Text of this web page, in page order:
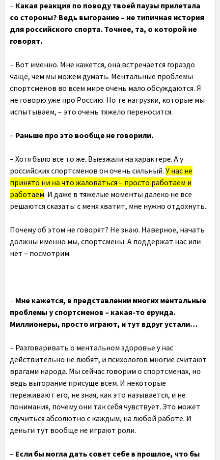
– Какая реакция по поводу твоей паузы прилетала
со стороны? Ведь выгорание – не типичная история
для российского спорта. Точнее, та, о которой не
говорят.
– Вот именно. Мне кажется, она встречается гораздо
чаще, чем мы можем думать. Ментальные проблемы
спортсменов во всем мире очень мало обсуждаются. Я
не говорю уже про Россию. Но те нагрузки, которые мы
испытываем, – это очень тяжело переносится.
– Раньше про это вообще не говорили.
– Хотя было все то же. Выезжали на характере. А у
российских спортсменов он очень сильный. У нас не
принято ни на что жаловаться – просто работаем и
работаем. И даже в тяжелые моменты далеко не все
решаются сказать: с меня хватит, мне нужно отдохнуть.
Почему об этом не говорят? Не знаю. Наверное, начать
должны именно мы, спортсмены. А поддержат нас или
нет – посмотрим.
– Мне кажется, в представлении многих ментальные
проблемы у спортсменов – какая-то ерунда.
Миллионеры, просто играют, и тут вдруг устали…
– Разговаривать о ментальном здоровье у нас
действительно не любят, и психологов многие считают
врагами народа. Мы сейчас говорим о спортсменах, но
ведь выгорание присуще всем. И некоторые
переживают его, не зная, как это называется, и не
понимания, почему они так себя чувствует. Это может
случиться абсолютно с каждым, на любой работе. И
деньги тут вообще не играют роли.
– Если бы могла дать совет себе в прошлое, что бы